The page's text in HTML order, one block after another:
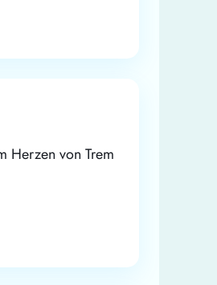
Herzen von Trem